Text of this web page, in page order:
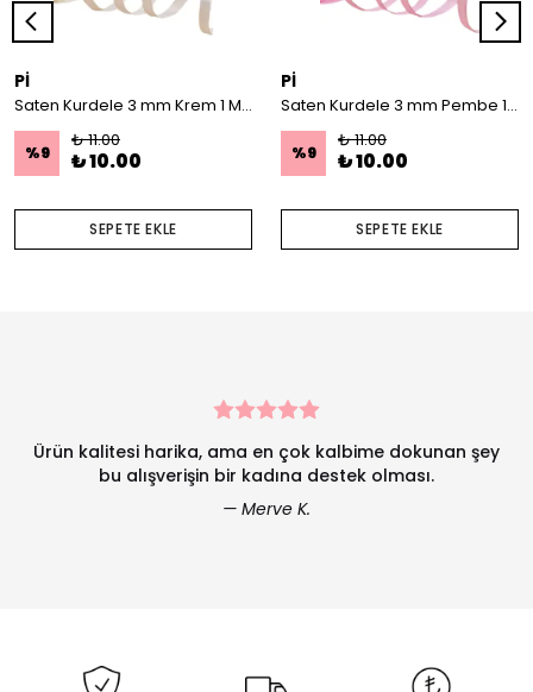
Pİ
Saten Kurdele 3 mm Krem 1 Metre
%9
₺ 11.00
₺ 10.00
SEPETE EKLE
Pİ
Saten Kurdele 3 mm Pembe 1 Metre
%9
₺ 11.00
₺ 10.00
SEPETE EKLE
Ürün kalitesi harika, ama en çok kalbime dokunan şey
bu alışverişin bir kadına destek olması.
— Merve K.